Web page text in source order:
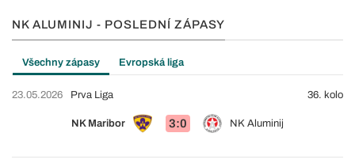
NK ALUMINIJ - POSLEDNÍ ZÁPASY
Všechny zápasy Evropská liga
23.05.2026
NK Maribor 3:0 NK Aluminij
Prva Liga 36. kolo